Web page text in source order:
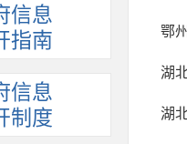
信息
指南
信息
制度
鄂
湖
湖